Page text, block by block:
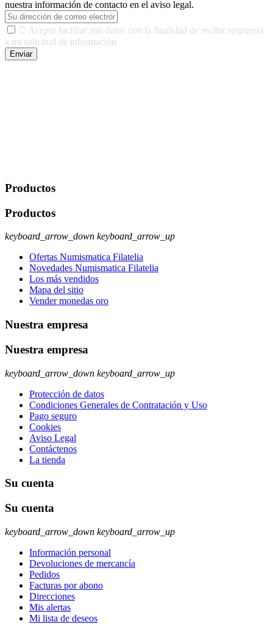
nuestra información de contacto en el aviso legal.
 Acepto facilitar mis datos con la finalidad de recibir respuesta
a mi solicitud de información
Enviar
Productos
Productos
keyboard_arrow_down keyboard_arrow_up
Ofertas Numismatica Filatelia
Novedades Numismatica Filatelia
Los más vendidos
Mapa del sitio
Vender monedas oro
Nuestra empresa
Nuestra empresa
keyboard_arrow_down keyboard_arrow_up
Protección de datos
Condiciones Generales de Contratación y Uso
Pago seguro
Cookies
Aviso Legal
Contáctenos
La tienda
Su cuenta
Su cuenta
keyboard_arrow_down keyboard_arrow_up
Información personal
Devoluciones de mercancía
Pedidos
Facturas por abono
Direcciones
Mis alertas
Mi lista de deseos